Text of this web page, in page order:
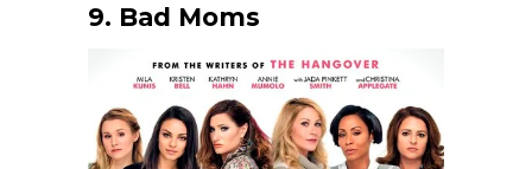
9. Bad Moms